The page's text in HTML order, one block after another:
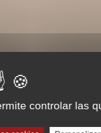
controlar las